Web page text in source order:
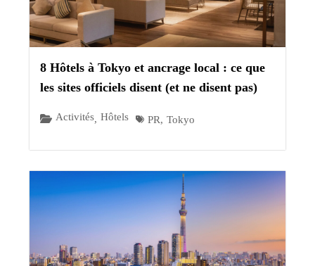
8 Hôtels à Tokyo et ancrage local : ce que
les sites officiels disent (et ne disent pas)
Activités, Hôtels PR, Tokyo